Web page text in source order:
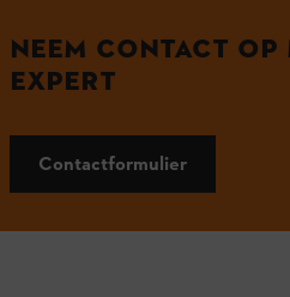
NEEM CONTACT OP
EXPERT
Contactformulier